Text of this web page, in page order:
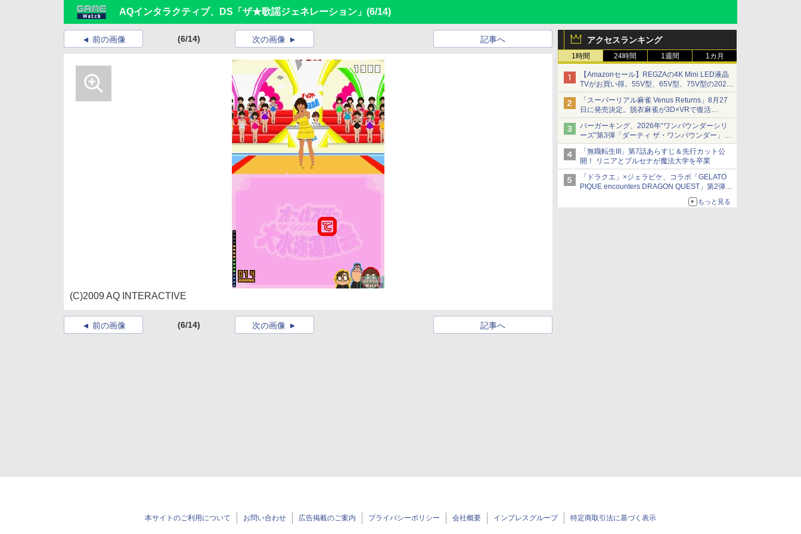
AQインタラクティブ、DS「ザ★歌謡ジェネレーション」 (6/14)
アクセスランキング
1時間 24時間 1週間 1カ月
【Amazonセール】REGZAの4K Mini LED液晶
TVがお買い得。55V型、65V型、75V型の2026
年モデルがラインナップ
「スーパーリアル麻雀 Venus Returns」8月27
日に発売決定。脱衣麻雀が3D×VRで復活
発売から2週間は20%オフになるセールが実施
バーガーキング、2026年“ワンパウンダーシリ
ーズ”第3弾「ダーティ ザ・ワンパウンダー」を
8月7日発売
「特製ガーリックマヨソース」を使用した超大
型チーズバーガー
「無職転生III」第7話あらすじ＆先行カット公
開！ リニアとプルセナが魔法大学を卒業
「ドラクエ」×ジェラピケ、コラボ「GELATO
PIQUE encounters DRAGON QUEST」第2弾が
アイスカップに入ったスライムやわたぼう、ベ
もっと見る
前の画像 (6/14) 記事へ
次の画像
(C)2009 AQ INTERACTIVE
前の画像 (6/14) 記事へ
次の画像
本サイトのご利用について お問い合わせ 広告掲載のご案内 プライバシーポリシー 会社概要 インプレスグループ 特定商取引法に基づく表示